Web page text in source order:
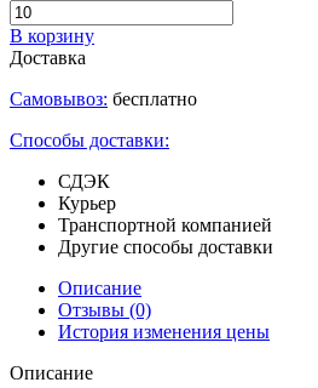
В корзину
Доставка
Самовывоз: бесплатно
Способы доставки:
СДЭК
Курьер
Транспортной компанией
Другие способы доставки
Описание
Отзывы (0)
История изменения цены
Описание